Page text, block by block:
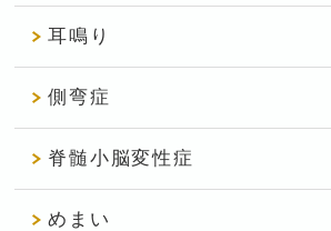
耳鳴り
側弯症
脊髄小脳変性症
めまい